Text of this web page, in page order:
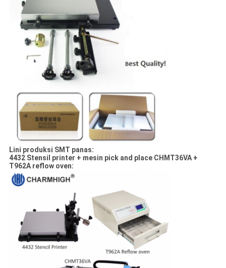
Lini produksi SMT panas:
4432 Stensil printer + mesin pick and place CHMT36VA +
T962A reflow oven: